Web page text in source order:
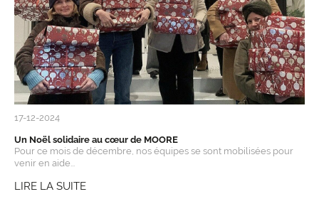
17-12-2024
Un Noël solidaire au cœur de MOORE
Pour ce mois de décembre, nos équipes se sont mobilisées pour
venir en aide...
LIRE LA SUITE